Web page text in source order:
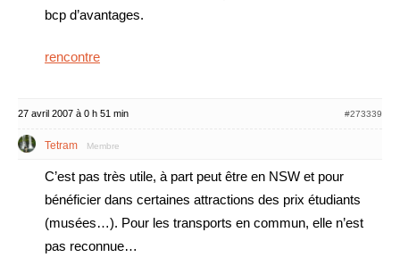
bcp d’avantages.
rencontre
27 avril 2007 à 0 h 51 min #273339
Tetram Membre
C’est pas très utile, à part peut être en NSW et pour
bénéficier dans certaines attractions des prix étudiants
(musées…). Pour les transports en commun, elle n’est
pas reconnue…